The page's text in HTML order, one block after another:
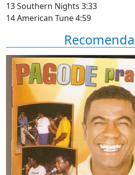
13 Southern Nights 3:33
14 American Tune 4:59